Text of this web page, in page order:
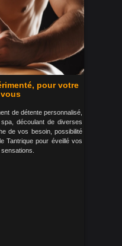
pour votre
de détente personnalisé,
découlant de diverses
de vos besoin, possibilité
Tantrique pour éveillé vos